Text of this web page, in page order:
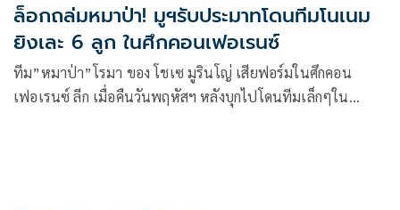
ล็อกถล่มหมาป่า! มูฯรับประมาทโดนทีมโนเนม
ยิงเละ 6 ลูก ในศึกคอนเฟอเรนซ์
ทีม”หมาป่า”โรมา ของ โชเซ มูรินโญ่ เสียฟอร์มในศึกคอน
เฟอเรนซ์ ลีก เมื่อคืนวันพฤหัสฯ หลังบุกไปโดนทีมเล็กๆใน